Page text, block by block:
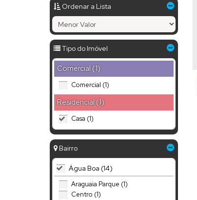
Ordenar a Lista
Tipo do Imóvel
Comercial (1)
Comercial (1)
Residencial (1)
Casa (1)
Bairro
Água Boa (14)
Araguaia Parque (1)
Centro (1)